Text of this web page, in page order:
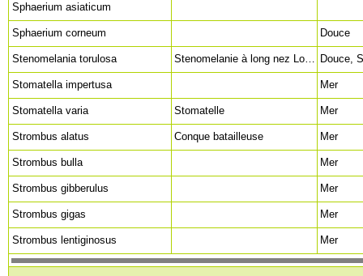
Sphaerium asiaticum
Sphaerium corneum Douce
Stenomelania torulosa Stenomelanie à long nez Long Nose Snail (en)
Stomatella impertusa Mer
Stomatella varia Stomatelle Mer
Strombus alatus Conque batailleuse Mer
Strombus bulla Mer
Strombus gibberulus Mer
Strombus gigas Mer
Strombus lentiginosus Mer